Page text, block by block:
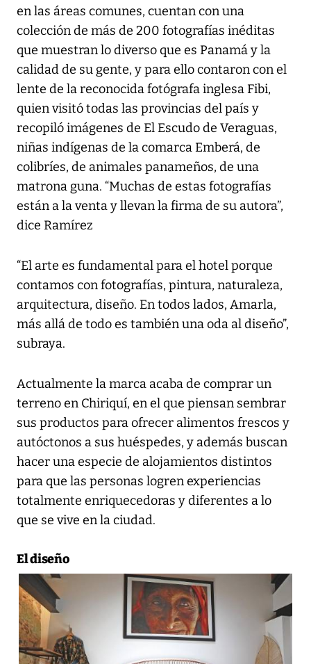
en las áreas comunes, cuentan con una
colección de más de 200 fotografías inéditas
que muestran lo diverso que es Panamá y la
calidad de su gente, y para ello contaron con el
lente de la reconocida fotógrafa inglesa Fibi,
quien visitó todas las provincias del país y
recopiló imágenes de El Escudo de Veraguas,
niñas indígenas de la comarca Emberá, de
colibríes, de animales panameños, de una
matrona guna. “Muchas de estas fotografías
están a la venta y llevan la firma de su autora”,
dice Ramírez
“El arte es fundamental para el hotel porque
contamos con fotografías, pintura, naturaleza,
arquitectura, diseño. En todos lados, Amarla,
más allá de todo es también una oda al diseño”,
subraya.
Actualmente la marca acaba de comprar un
terreno en Chiriquí, en el que piensan sembrar
sus productos para ofrecer alimentos frescos y
autóctonos a sus huéspedes, y además buscan
hacer una especie de alojamientos distintos
para que las personas logren experiencias
totalmente enriquecedoras y diferentes a lo
que se vive en la ciudad.
El diseño